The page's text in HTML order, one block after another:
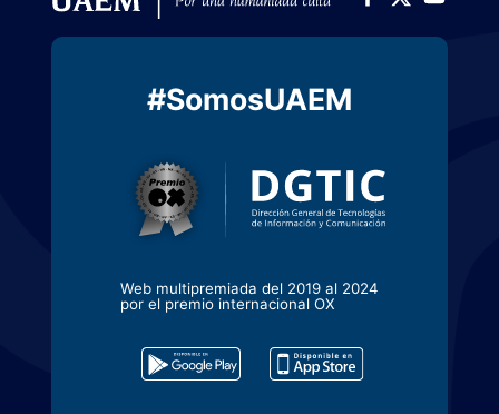
#SomosUAEM
Web multipremiada del 2019 al 2024
por el premio internacional OX